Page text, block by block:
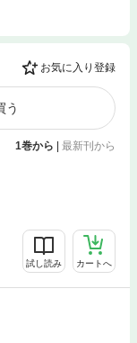
お気に入り登録
う
1巻から | 最新刊から
試し読み カートへ